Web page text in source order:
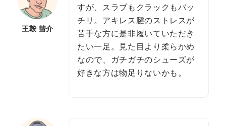
王鞍 彗介
すが、スラブもクラックもバッ
チリ。アキレス腱のストレスが
苦手な方に是非履いていただき
たい一足。見た目より柔らかめ
なので、ガチガチのシューズが
好きな方は物足りないかも。